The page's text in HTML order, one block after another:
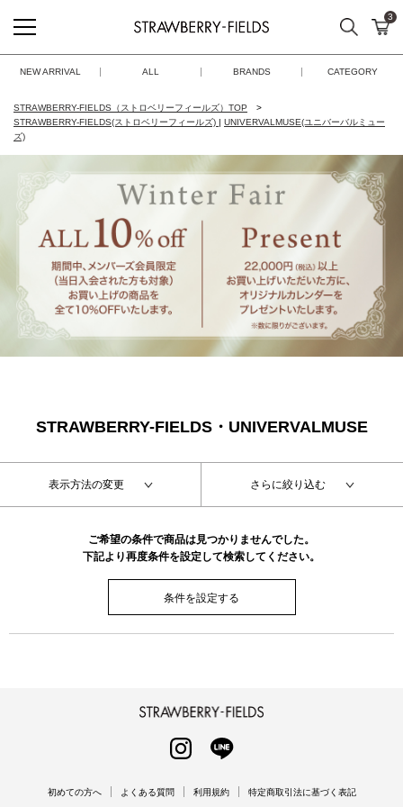
STRAWBERRY-FIELDS
検索 カ
3
NEW ARRIVAL ALL BRANDS CATEGORY
STRAWBERRY-FIELDS（ストロベリーフィールズ）TOP
STRAWBERRY-FIELDS(ストロベリーフィールズ) | UNIVERVALMUSE(ユニバーバルミュー
ズ)
STRAWBERRY-FIELDS・UNIVERVALMUSE
表示方法の変更 さらに絞り込む
ご希望の条件で商品は見つかりませんでした。
下記より再度条件を設定して検索してください。
条件を設定する
INSTAGRAM
初めての方へ よくある質問 利用規約 特定商取引法に基づく表記